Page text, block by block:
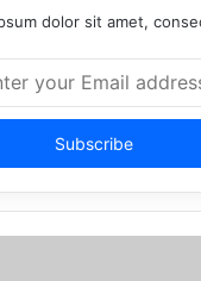
dolor sit amet,